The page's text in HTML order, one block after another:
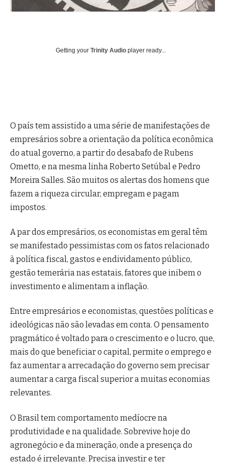
Getting your Trinity Audio player ready...
O país tem assistido a uma série de manifestações de
empresários sobre a orientação da política econômica
do atual governo, a partir do desabafo de Rubens
Ometto, e na mesma linha Roberto Setúbal e Pedro
Moreira Salles. São muitos os alertas dos homens que
fazem a riqueza circular, empregam e pagam
impostos.
A par dos empresários, os economistas em geral têm
se manifestado pessimistas com os fatos relacionado
à política fiscal, gastos e endividamento público,
gestão temerária nas estatais, fatores que inibem o
investimento e alimentam a inflação.
Entre empresários e economistas, questões políticas e
ideológicas não são levadas em conta. O pensamento
pragmático é voltado para o crescimento e o lucro, que,
mais do que beneficiar o capital, permite o emprego e
faz aumentar a arrecadação do governo sem precisar
aumentar a carga fiscal superior a muitas economias
relevantes.
O Brasil tem comportamento medíocre na
produtividade e na qualidade. Sobrevive hoje do
agronegócio e da mineração, onde a presença do
estado é irrelevante. Precisa investir e ter